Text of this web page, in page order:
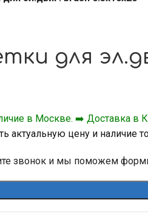
для
в Москве. ➡️ Доставка в
актуальную цену и
звонок и мы поможем